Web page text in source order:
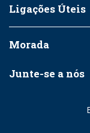
Ligações Úteis
Morada
Junte-se a nós